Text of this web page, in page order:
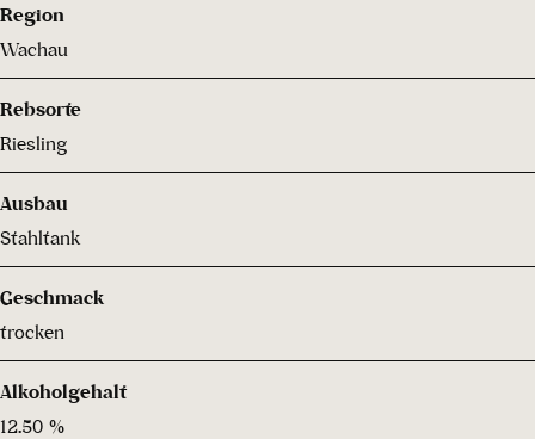
Region
Wachau
Rebsorte
Riesling
Ausbau
Stahltank
Geschmack
trocken
Alkoholgehalt
12.50 %